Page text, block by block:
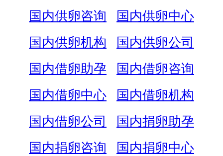
国内供卵咨询
国内供卵中心
国内供卵机构
国内供卵公司
国内借卵助孕
国内借卵咨询
国内借卵中心
国内借卵机构
国内借卵公司
国内捐卵助孕
国内捐卵咨询
国内捐卵中心